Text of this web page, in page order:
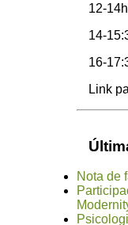
12-
14-
16-
Link
Nota de